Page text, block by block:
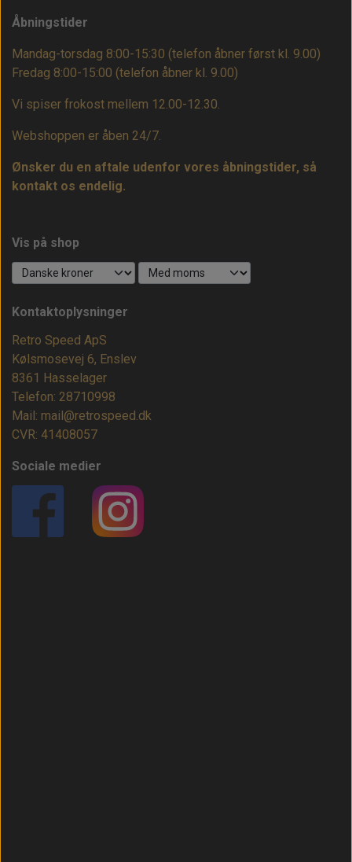
Åbningstider
Mandag-torsdag 8:00-15:30 (telefon åbner først kl. 9.00)
Fredag 8:00-15:00 (telefon åbner kl. 9.00)
Vi spiser frokost mellem 12.00-12.30.
Webshoppen er åben 24/7.
Ønsker du en aftale udenfor vores åbningstider, så
kontakt os endelig.
Vis på shop
Kontaktoplysninger
Retro Speed ApS
Kølsmosevej 6, Enslev
8361 Hasselager
Telefon: 28710998
Mail: mail@retrospeed.dk
CVR: 41408057
Sociale medier